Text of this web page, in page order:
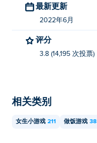
最新更新
2022年6月
评分
3.8 (14,195 次投票)
相关类别
女生小游戏 211 做饭游戏 38